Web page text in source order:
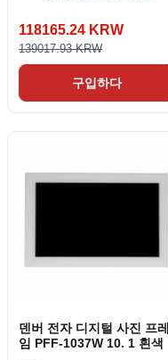
118165.24 KRW
139017.93 KRW
구입하다
덴버 전자 디지털 사진 프레
임 PFF-1037W 10. 1 흰색